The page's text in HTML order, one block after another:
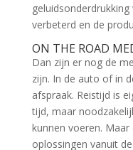
verbeterd en de
ON THE ROAD
Dan zijn er nog de
zijn. In de auto of in
afspraak. Reistijd is
tijd, maar
kunnen voeren.
oplossingen vanuit